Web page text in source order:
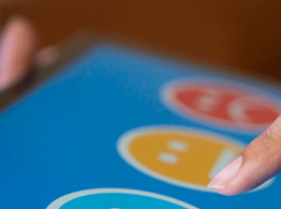
Canvas
CXインサイト